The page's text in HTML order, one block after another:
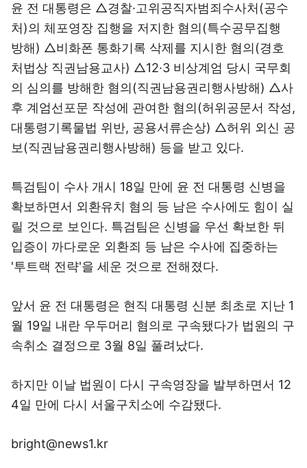
윤 전 대통령은 △경찰·고위공직자범죄수사처(공수
처)의 체포영장 집행을 저지한 혐의(특수공무집행
방해) △비화폰 통화기록 삭제를 지시한 혐의(경호
처법상 직권남용교사) △12·3 비상계엄 당시 국무회
의 심의를 방해한 혐의(직권남용권리행사방해) △사
후 계엄선포문 작성에 관여한 혐의(허위공문서 작성,
대통령기록물법 위반, 공용서류손상) △허위 외신 공
보(직권남용권리행사방해) 등을 받고 있다.
특검팀이 수사 개시 18일 만에 윤 전 대통령 신병을
확보하면서 외환유치 혐의 등 남은 수사에도 힘이 실
릴 것으로 보인다. 특검팀은 신병을 우선 확보한 뒤
입증이 까다로운 외환죄 등 남은 수사에 집중하는
'투트랙 전략'을 세운 것으로 전해졌다.
앞서 윤 전 대통령은 현직 대통령 신분 최초로 지난 1
월 19일 내란 우두머리 혐의로 구속됐다가 법원의 구
속취소 결정으로 3월 8일 풀려났다.
하지만 이날 법원이 다시 구속영장을 발부하면서 12
4일 만에 다시 서울구치소에 수감됐다.
bright@news1.kr